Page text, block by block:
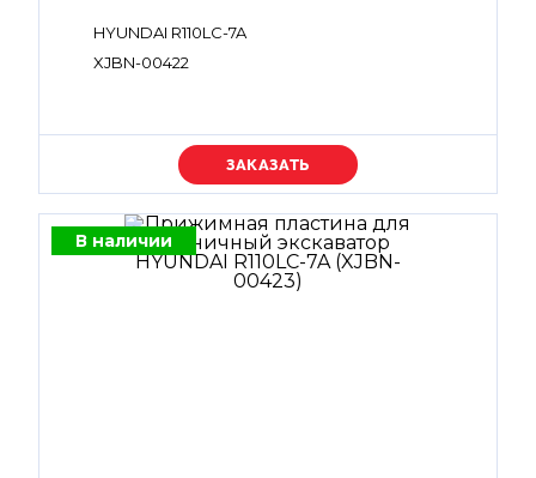
HYUNDAI R110LC-7A
XJBN-00422
Уточняйте цену
В наличии